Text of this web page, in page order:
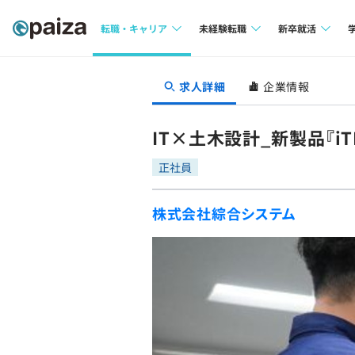
転職・キャリア
転職成功ガイド
転職エージェント
未経験転職
求人検索
転職成功ガイド
新卒就活
本選考
インターン
イベント・セ
インタビュー
就活成功ガイド
求人詳細 企業情報
IT×土木設計_新製品『
正社員
株式会社綜合システム